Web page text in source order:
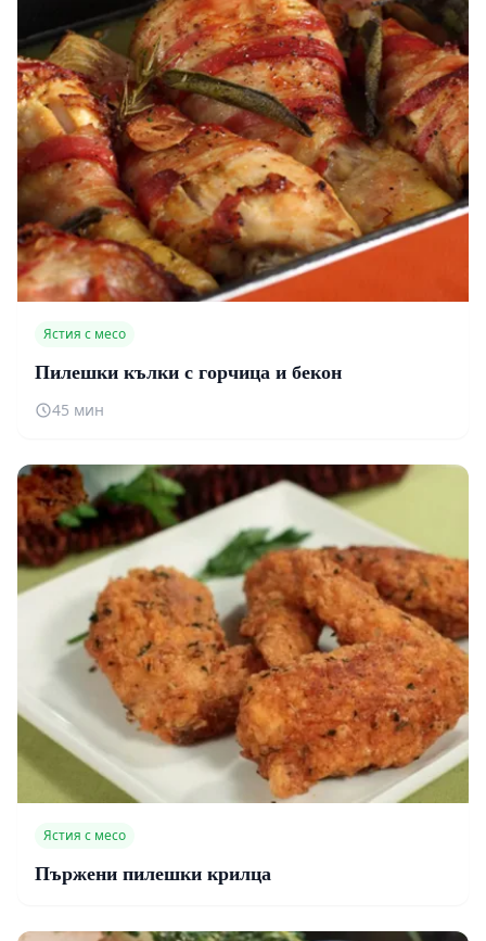
Ястия с месо
Пилешки кълки с горчица и бекон
45 мин
Ястия с месо
Пържени пилешки крилца